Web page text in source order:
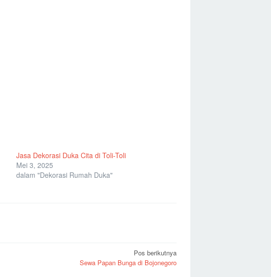
Jasa Dekorasi Duka Cita di Toli-Toli
Mei 3, 2025
dalam "Dekorasi Rumah Duka"
Pos berikutnya
Sewa Papan Bunga di Bojonegoro